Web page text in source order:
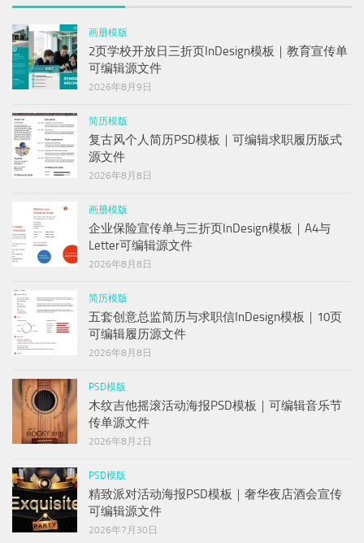
画册模版
2页学校开放日三折页InDesign模板｜教育宣传单
可编辑源文件
2026年8月9日
简历模版
复古风个人简历PSD模板｜可编辑求职履历版式
源文件
2026年8月8日
画册模版
企业保险宣传单与三折页InDesign模板｜A4与
Letter可编辑源文件
2026年8月8日
简历模版
五套创意总监简历与求职信InDesign模板｜10页
可编辑履历源文件
2026年8月8日
PSD模版
木纹吉他摇滚活动海报PSD模板｜可编辑音乐节
传单源文件
2026年8月2日
PSD模版
精致派对活动海报PSD模板｜奢华夜店酒会宣传
可编辑源文件
2026年7月30日